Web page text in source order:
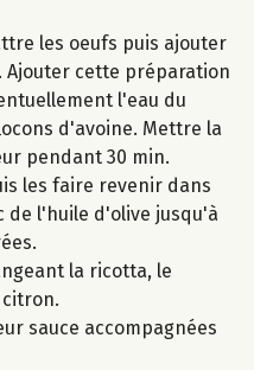
les oeufs puis ajouter
cette préparation
l'eau du
d'avoine. Mettre la
pendant 30 min.
les faire revenir dans
de l'huile d'olive jusqu'à
la ricotta, le
sauce accompagnées